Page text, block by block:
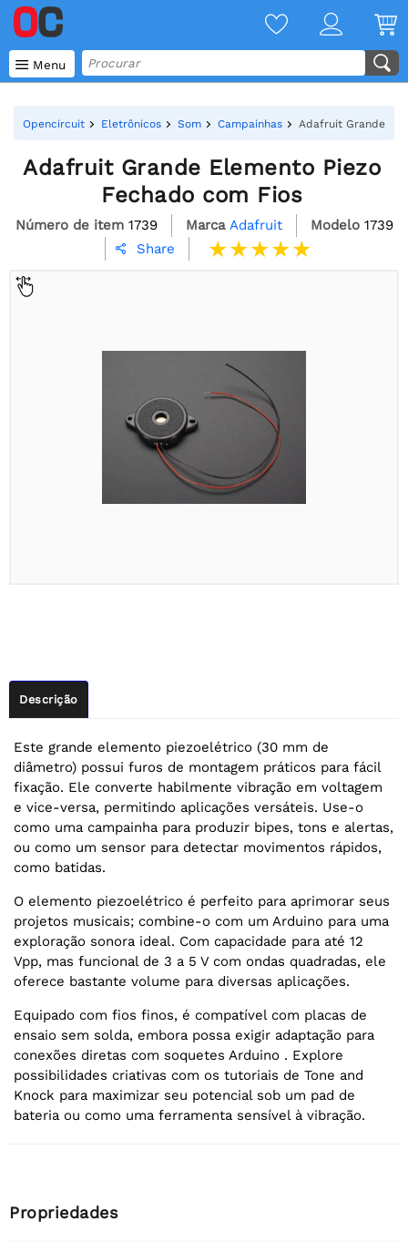
 Menu
Opencircuit Eletrônicos Som Campainhas Adafruit Grande
Adafruit Grande Elemento Piezo
Fechado com Fios
Número de item 1739 Marca Adafruit Modelo 1739
 Share
Descrição
Este grande elemento piezoelétrico (30 mm de
diâmetro) possui furos de montagem práticos para fácil
fixação. Ele converte habilmente vibração em voltagem
e vice-versa, permitindo aplicações versáteis. Use-o
como uma campainha para produzir bipes, tons e alertas,
ou como um sensor para detectar movimentos rápidos,
como batidas.
O elemento piezoelétrico é perfeito para aprimorar seus
projetos musicais; combine-o com um Arduino para uma
exploração sonora ideal. Com capacidade para até 12
Vpp, mas funcional de 3 a 5 V com ondas quadradas, ele
oferece bastante volume para diversas aplicações.
Equipado com fios finos, é compatível com placas de
ensaio sem solda, embora possa exigir adaptação para
conexões diretas com soquetes Arduino . Explore
possibilidades criativas com os tutoriais de Tone and
Knock para maximizar seu potencial sob um pad de
bateria ou como uma ferramenta sensível à vibração.
Propriedades